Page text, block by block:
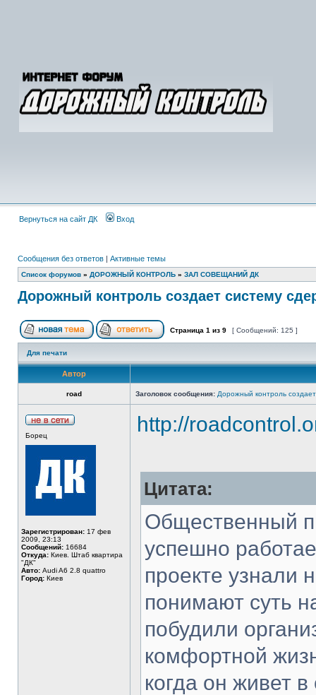
Вернуться на сайт ДК Вход
Сообщения без ответов | Активные темы
Список форумов » ДОРОЖНЫЙ КОНТРОЛЬ » ЗАЛ СОВЕЩАНИЙ ДК
Дорожный контроль создает систему
Страница 1 из 9 [ Сообщений: 125 ]
Для печати
Автор
road Заголовок сообщения: Дорожный контроль
Борец
Зарегистрирован: 17 фев
2009, 23:13
Сообщений: 16684
Откуда: Киев. Штаб квартира
"ДК"
Авто: Audi A6 2.8 quattro
Город: Киев
http://
Цитата:
Общественный
успешно
проекте узнали
понимают суть
побудили
комфортной
когда он живет